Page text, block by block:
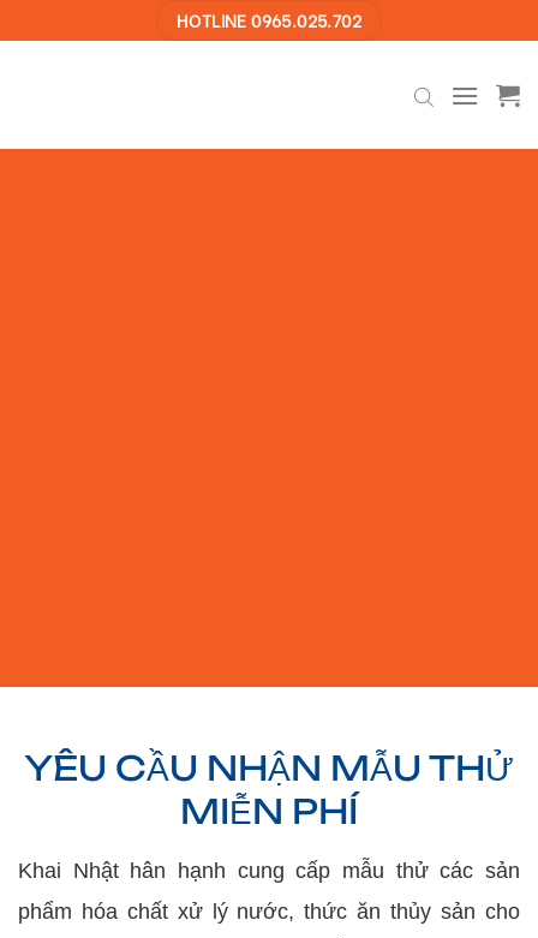
to
HOTLINE 0965.025.702
YÊU CẦU NHẬN MẪU THỬ
MIỄN PHÍ
Khai Nhật hân hạnh cung cấp mẫu thử các sản
phẩm hóa chất xử lý nước, thức ăn thủy sản cho